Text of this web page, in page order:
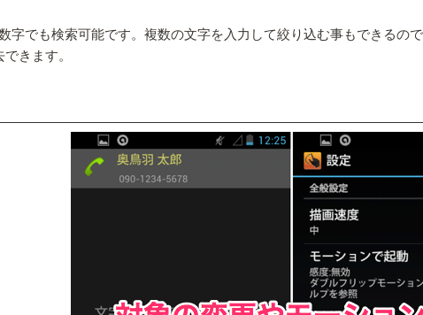
字でも検索可能です。複数の文字を入力して絞り込む事もできるの
きます。